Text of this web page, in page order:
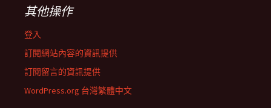
其他操作
登入
訂閱網站內容的資訊提供
訂閱留言的資訊提供
WordPress.org 台灣繁體中文